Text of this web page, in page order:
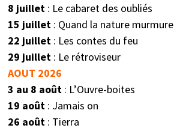
8 juillet: Le cabaret des oubliés
15 juillet: Quand la nature murmure
22 juillet: Les contes du feu
29 juillet: Le rétroviseur
AOUT 2026
3 au 8 août: L’Ouvre-boites
19 août: Jamais on
26 août: Tierra